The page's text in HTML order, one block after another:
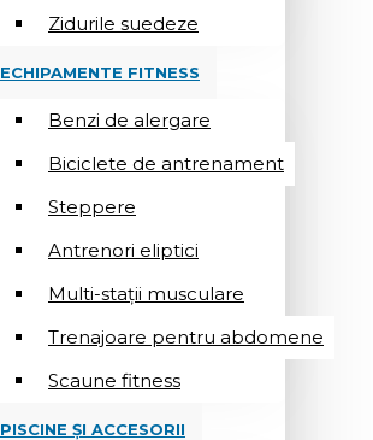
Zidurile suedeze
ECHIPAMENTE FITNESS
Benzi de alergare
Biciclete de antrenament
Steppere
Antrenori eliptici
Multi-stații musculare
Trenajoare pentru abdomene
Scaune fitness
PISCINE ȘI ACCESORII